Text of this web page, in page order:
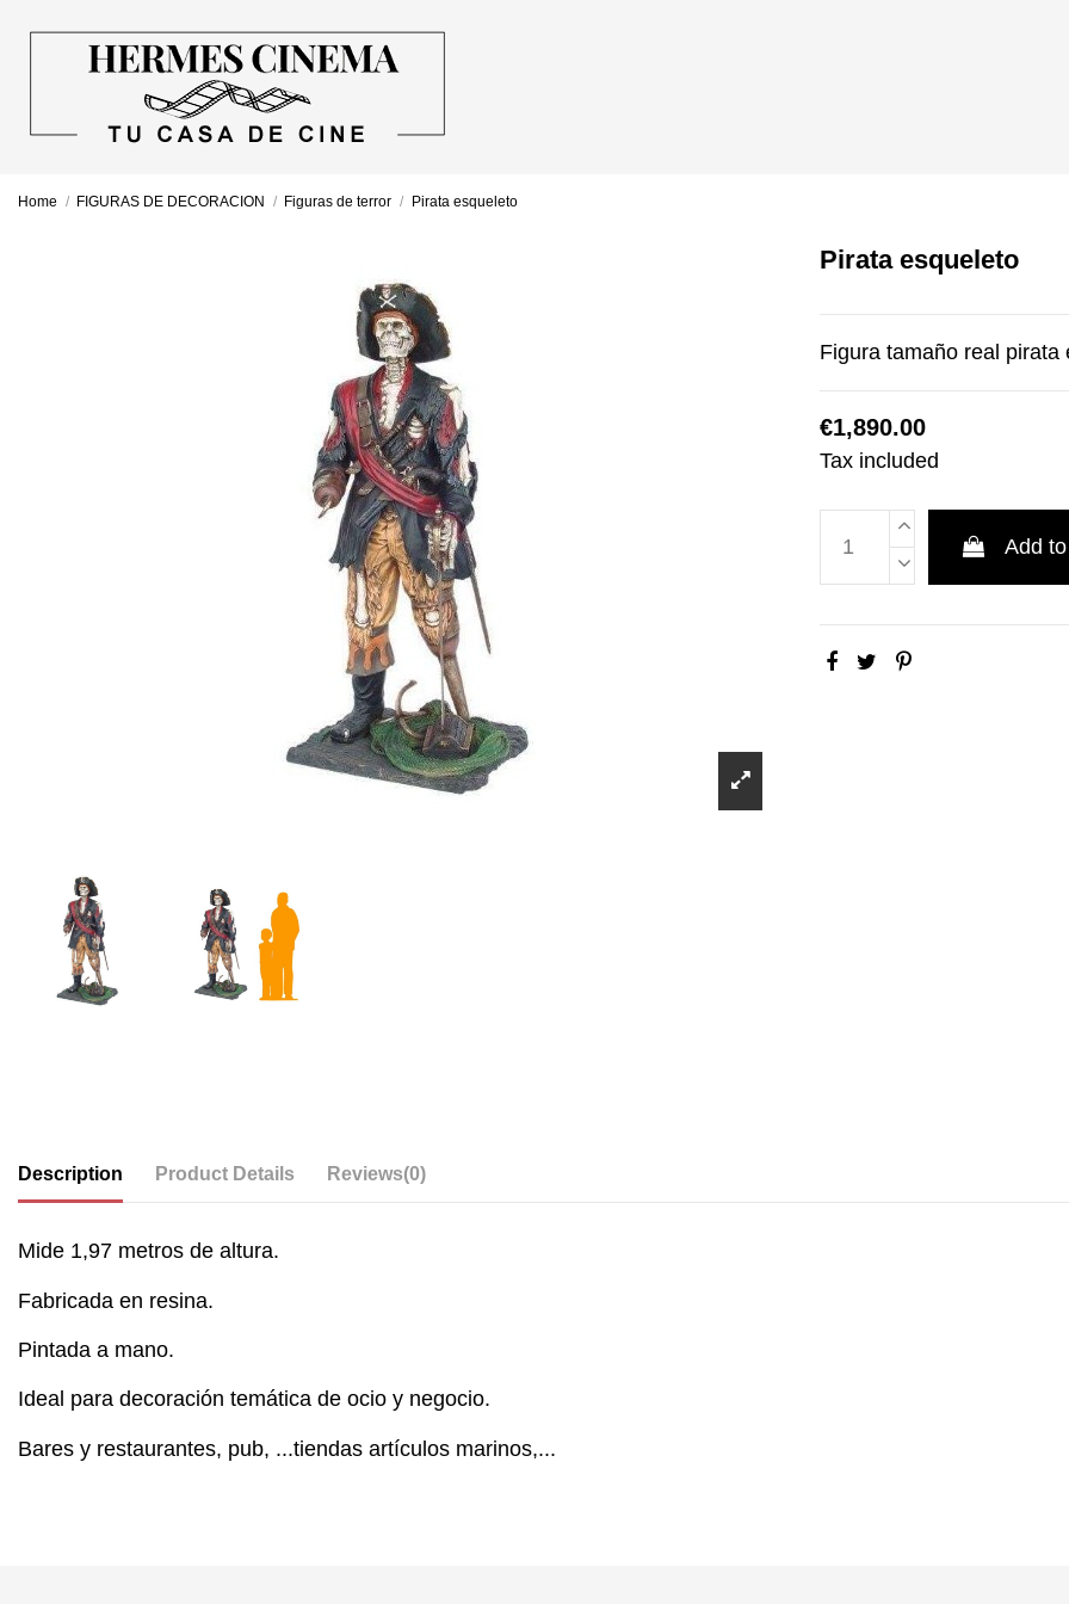
Home FIGURAS DE DECORACION Figuras de terror Pirata esqueleto
Pirata esqueleto
Figura tamaño real pirata
€1,890.00
Tax included
Add
Description Product Details Reviews(0)
Mide 1,97 metros de altura.
Fabricada en resina.
Pintada a mano.
Ideal para decoración temática de ocio y negocio.
Bares y restaurantes, pub, ...tiendas artículos marinos,...